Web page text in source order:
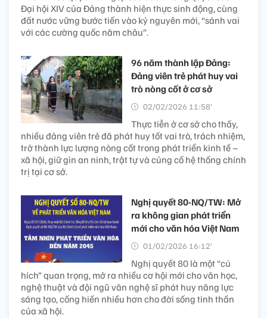
Đại hội XIV của Đảng thành hiện thực sinh động, cùng
đất nước vững bước tiến vào kỷ nguyên mới, “sánh vai
với các cường quốc năm châu”.
96 năm thành lập Đảng:
Đảng viên trẻ phát huy vai
trò nòng cốt ở cơ sở
02/02/2026 11:58’
Thực tiễn ở cơ sở cho thấy,
nhiều đảng viên trẻ đã phát huy tốt vai trò, trách nhiệm,
trở thành lực lượng nòng cốt trong phát triển kinh tế –
xã hội, giữ gìn an ninh, trật tự và củng cố hệ thống chính
trị tại cơ sở.
Nghị quyết 80-NQ/TW: Mở
ra không gian phát triển
mới cho văn hóa Việt Nam
01/02/2026 16:12’
Nghị quyết 80 là một “cú
hích” quan trọng, mở ra nhiều cơ hội mới cho văn học,
nghệ thuật và đội ngũ văn nghệ sĩ phát huy năng lực
sáng tạo, cống hiến nhiều hơn cho đời sống tinh thần
của xã hội.